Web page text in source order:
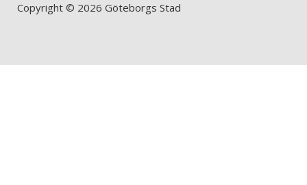
Copyright © 2026 Göteborgs Stad